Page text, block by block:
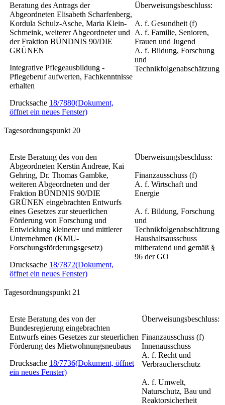
Beratung des Antrags der
Abgeordneten Elisabeth Scharfenberg,
Kordula Schulz-Asche, Maria Klein-
Schmeink, weiterer Abgeordneter und
der Fraktion BÜNDNIS 90/DIE
GRÜNEN
Integrative Pflegeausbildung -
Pflegeberuf aufwerten, Fachkenntnisse
erhalten
Drucksache 18/7880(Dokument,
öffnet ein neues Fenster)
Überweisungsbeschluss:
A. f. Gesundheit (f)
A. f. Familie, Senioren,
Frauen und Jugend
A. f. Bildung, Forschung
und
Technikfolgenabschätzung
Tagesordnungspunkt 20
Erste Beratung des von den
Abgeordneten Kerstin Andreae, Kai
Gehring, Dr. Thomas Gambke,
weiteren Abgeordneten und der
Fraktion BÜNDNIS 90/DIE
GRÜNEN eingebrachten Entwurfs
eines Gesetzes zur steuerlichen
Förderung von Forschung und
Entwicklung kleinerer und mittlerer
Unternehmen (KMU-
Forschungsförderungsgesetz)
Drucksache 18/7872(Dokument,
öffnet ein neues Fenster)
Überweisungsbeschluss:
Finanzausschuss (f)
A. f. Wirtschaft und
Energie
A. f. Bildung, Forschung
und
Technikfolgenabschätzung
Haushaltsausschuss
mitberatend und gemäß §
96 der GO
Tagesordnungspunkt 21
Erste Beratung des von der
Bundesregierung eingebrachten
Entwurfs eines Gesetzes zur steuerlichen
Förderung des Mietwohnungsneubaus
Drucksache 18/7736(Dokument, öffnet
ein neues Fenster)
Überweisungsbeschluss:
Finanzausschuss (f)
Innenausschuss
A. f. Recht und
Verbraucherschutz
A. f. Umwelt,
Naturschutz, Bau und
Reaktorsicherheit